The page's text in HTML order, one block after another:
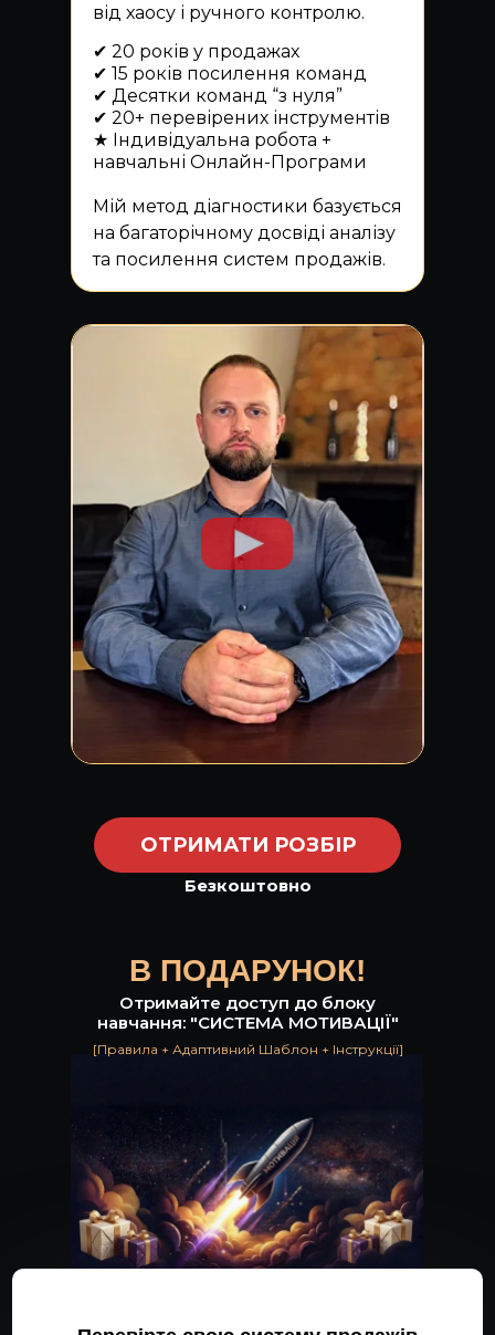
Мій метод діагностики базується
на багаторічному досвіді аналізу
та посилення систем продажів.
від хаосу і ручного контролю.
✔ 20 років у продажах
✔ 15 років посилення команд
✔ Десятки команд “з нуля”
✔ 20+ перевірених інструментів
★ Індивідуальна робота +
навчальні Онлайн-Програми
ОТРИМАТИ РОЗБІР
Безкоштовно
В ПОДАРУНОК!
Отримайте доступ до блоку
навчання: "СИСТЕМА МОТИВАЦІЇ"
[Правила + Адаптивний Шаблон + Інструкції]